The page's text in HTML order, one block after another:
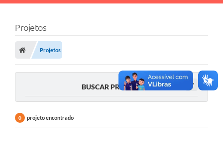
Projetos
Projetos
BUSCAR PROJETO
0 projeto encontrado